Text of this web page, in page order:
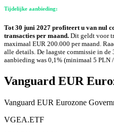
Tijdelijke aanbieding:
Tot 30 juni 2027 profiteert u van nul
transacties per maand. Dit geldt voor
maximaal EUR 200.000 per maand.
alle details. De laagste commissie in de
aanbieding was 0,1% (minimaal 5 PLN
Vanguard EUR
Vanguard EUR Eurozone
VGEA.ETF